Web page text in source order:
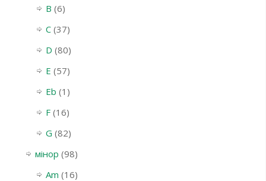
B (6)
C(37)
D (80)
E (57)
Eb (1)
F(16)
G (82)
мінор (98)
Am (16)